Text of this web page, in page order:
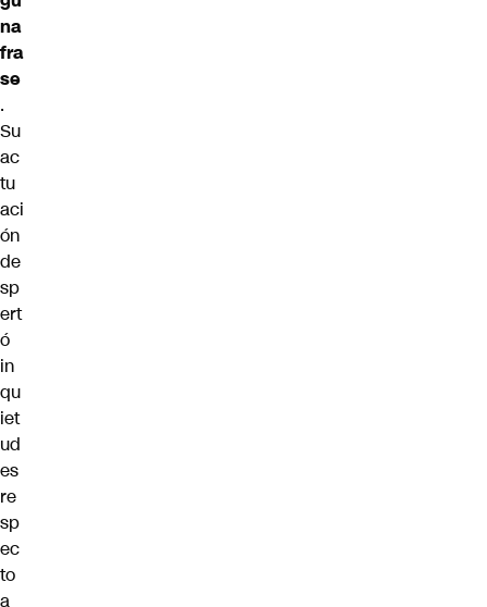
na
fra
se
.
Su
ac
tu
aci
ón
de
sp
ert
ó
in
qu
iet
ud
es
re
sp
ec
to
a